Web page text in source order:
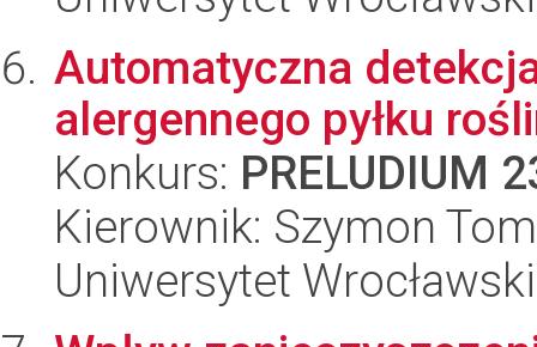
Automatyczna
alergennego pyłku
Konkurs: PRELUDIUM
Kierownik: Szymon
Uniwersytet Wrocławski